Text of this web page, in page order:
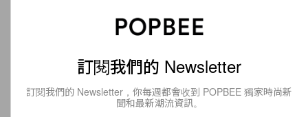
訂閱我們的 Newsletter
訂閱我們的 Newsletter，你每週都會收到 POPBEE 獨家時尚新
聞和最新潮流資訊。